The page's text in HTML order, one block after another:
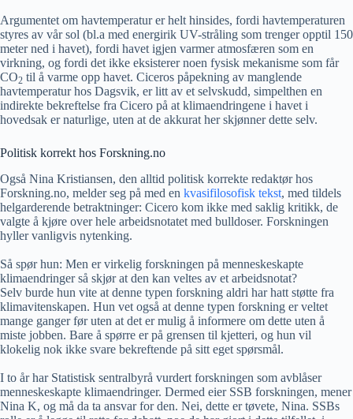
Argumentet om havtemperatur er helt hinsides, fordi havtemperaturen
styres av vår sol (bl.a med energirik UV-stråling som trenger opptil 150
meter ned i havet), fordi havet igjen varmer atmosfæren som en
virkning, og fordi det ikke eksisterer noen fysisk mekanisme som får
CO2 til å varme opp havet. Ciceros påpekning av manglende
havtemperatur hos Dagsvik, er litt av et selvskudd, simpelthen en
indirekte bekreftelse fra Cicero på at klimaendringene i havet i
hovedsak er naturlige, uten at de akkurat her skjønner dette selv.
Politisk korrekt hos Forskning.no
Også Nina Kristiansen, den alltid politisk korrekte redaktør hos
Forskning.no, melder seg på med en kvasifilosofisk tekst, med tildels
helgarderende betraktninger: Cicero kom ikke med saklig kritikk, de
valgte å kjøre over hele arbeidsnotatet med bulldoser. Forskningen
hyller vanligvis nytenking.
Så spør hun: Men er virkelig forskningen på menneskeskapte
klimaendringer så skjør at den kan veltes av et arbeidsnotat?
Selv burde hun vite at denne typen forskning aldri har hatt støtte fra
klimavitenskapen. Hun vet også at denne typen forskning er veltet
mange ganger før uten at det er mulig å informere om dette uten å
miste jobben. Bare å spørre er på grensen til kjetteri, og hun vil
klokelig nok ikke svare bekreftende på sitt eget spørsmål.
I to år har Statistisk sentralbyrå vurdert forskningen som avblåser
menneskeskapte klimaendringer. Dermed eier SSB forskningen, mener
Nina K, og må da ta ansvar for den. Nei, dette er tøvete, Nina. SSBs